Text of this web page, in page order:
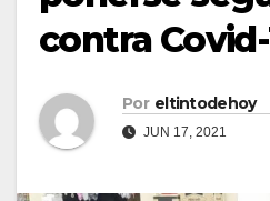
contra Covid-
Por eltintodehoy
JUN 17, 2021